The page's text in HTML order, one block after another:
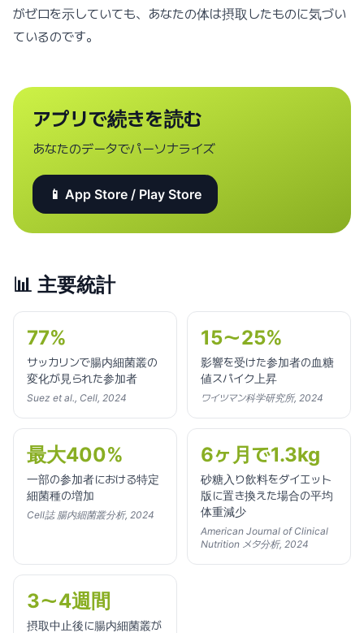
がゼロを示していても、あなたの体は摂取したものに気づい
ているのです。
アプリで続きを読む
あなたのデータでパーソナライズ
📱 App Store / Play Store
📊 主要統計
77%
サッカリンで腸内細菌叢の
変化が見られた参加者
Suez et al., Cell, 2024
15〜25%
影響を受けた参加者の血糖
値スパイク上昇
ワイツマン科学研究所, 2024
最大400%
一部の参加者における特定
細菌種の増加
Cell誌 腸内細菌叢分析, 2024
6ヶ月で1.3kg
砂糖入り飲料をダイエット
版に置き換えた場合の平均
体重減少
American Journal of Clinical
Nutrition メタ分析, 2024
3〜4週間
摂取中止後に腸内細菌叢が